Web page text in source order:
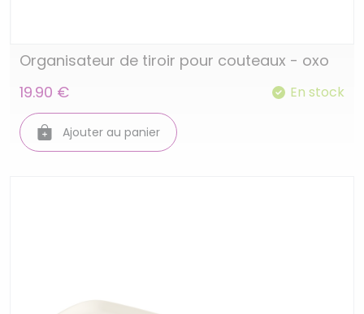
Organisateur de tiroir pour couteaux - oxo
19.90 €
En stock
Ajouter au panier